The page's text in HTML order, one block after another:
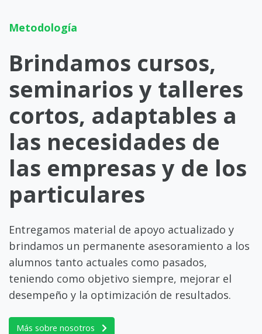
Metodología
Brindamos cursos,
seminarios y talleres
cortos, adaptables a
las necesidades de
las empresas y de los
particulares
Entregamos material de apoyo actualizado y
brindamos un permanente asesoramiento a los
alumnos tanto actuales como pasados,
teniendo como objetivo siempre, mejorar el
desempeño y la optimización de resultados.
Más sobre nosotros